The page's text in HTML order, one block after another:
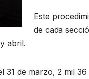
Este
de cada
abril.
de marzo, 2 mil